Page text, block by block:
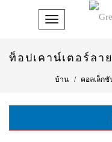
ท็อปเคาน์เตอร์ลา
บ้าน คอลเล็กชั